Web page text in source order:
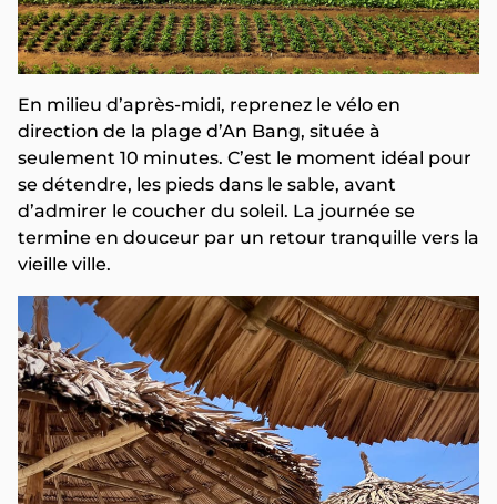
En milieu d’après-midi, reprenez le vélo en
direction de la plage d’An Bang, située à
seulement 10 minutes. C’est le moment idéal pour
se détendre, les pieds dans le sable, avant
d’admirer le coucher du soleil. La journée se
termine en douceur par un retour tranquille vers la
vieille ville.